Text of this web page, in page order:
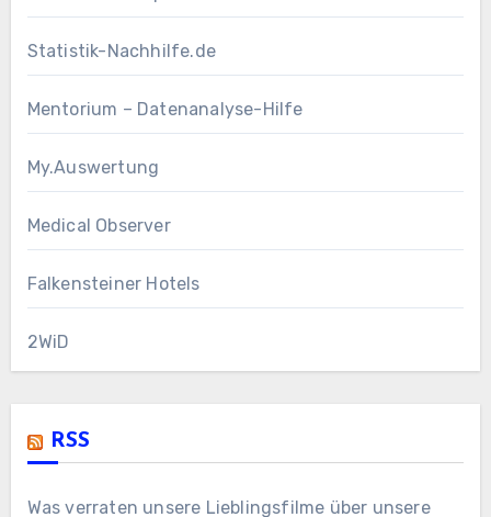
Statistik-Nachhilfe.de
Mentorium – Datenanalyse-Hilfe
My.Auswertung
Medical Observer
Falkensteiner Hotels
2WiD
RSS
Was verraten unsere Lieblingsfilme über unsere